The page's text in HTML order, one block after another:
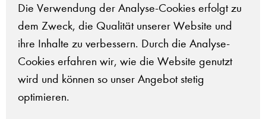
Die Verwendung der Analyse-Cookies erfolgt zu
dem Zweck, die Qualität unserer Website und
ihre Inhalte zu verbessern. Durch die Analyse-
Cookies erfahren wir, wie die Website genutzt
wird und können so unser Angebot stetig
optimieren.